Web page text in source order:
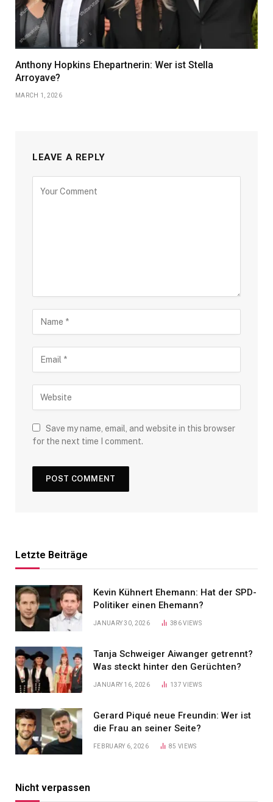
Anthony Hopkins Ehepartnerin: Wer ist Stella
Arroyave?
MARCH 1, 2026
LEAVE A REPLY
Save my name, email, and website in this browser
for the next time I comment.
Letzte Beiträge
Kevin Kühnert Ehemann: Hat der SPD-
Politiker einen Ehemann?
JANUARY 30, 2026 386VIEWS
Tanja Schweiger Aiwanger getrennt?
Was steckt hinter den Gerüchten?
JANUARY 16, 2026 137VIEWS
Gerard Piqué neue Freundin: Wer ist
die Frau an seiner Seite?
FEBRUARY 6, 2026 85VIEWS
Nicht verpassen